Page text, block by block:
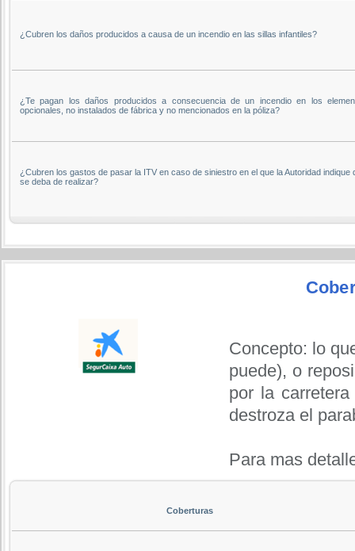
¿Cubren los daños producidos a causa de un incendio en las sillas infantiles?
¿Te pagan los daños producidos a consecuencia de un incendio en los
opcionales, no instalados de fábrica y no mencionados en la póliza?
¿Cubren los gastos de pasar la ITV en caso de siniestro en el que la Autoridad indique
se deba de realizar?
Concepto: lo
puede), o
por la
destroza el
Para mas
Coberturas